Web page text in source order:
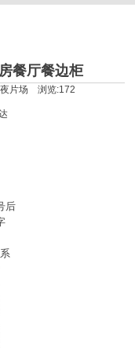
餐厅餐边柜
片场 浏览:172
后